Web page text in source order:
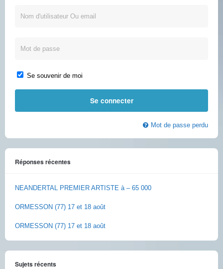
Se souvenir de moi
Mot de passe perdu
Réponses récentes
NEANDERTAL PREMIER ARTISTE à – 65 000
ORMESSON (77) 17 et 18 août
ORMESSON (77) 17 et 18 août
Sujets récents